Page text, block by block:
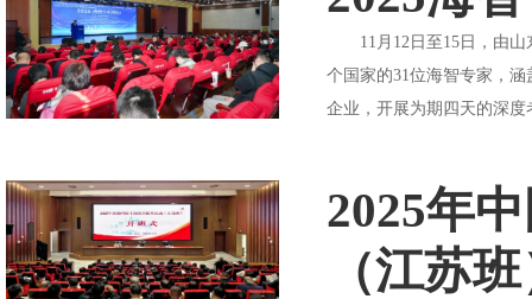
11月12日至15日，由山
个国家的31位海智专家，
企业，开展为期四天的深
2025年
（江苏